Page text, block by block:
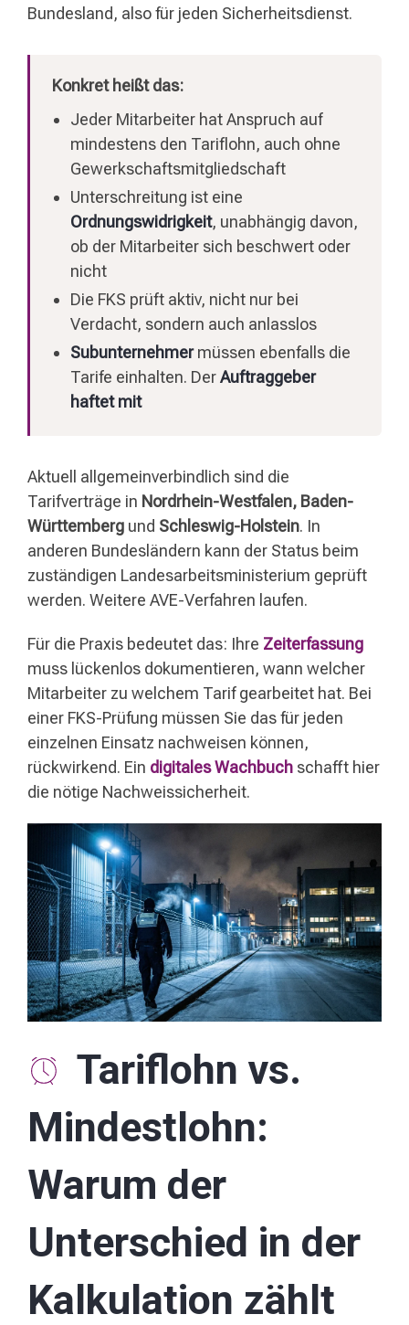
Bundesland, also für jeden Sicherheitsdienst.
Konkret heißt das:
Jeder Mitarbeiter hat Anspruch auf
mindestens den Tariflohn, auch ohne
Gewerkschaftsmitgliedschaft
Unterschreitung ist eine
Ordnungswidrigkeit, unabhängig davon,
ob der Mitarbeiter sich beschwert oder
nicht
Die FKS prüft aktiv, nicht nur bei
Verdacht, sondern auch anlasslos
Subunternehmermüssen ebenfalls die
Tarife einhalten. DerAuftraggeber
haftet mit
Aktuell allgemeinverbindlich sind die
Tarifverträge in Nordrhein-Westfalen, Baden-
Württemberg und Schleswig-Holstein. In
anderen Bundesländern kann der Status beim
zuständigen Landesarbeitsministerium geprüft
werden. Weitere AVE-Verfahren laufen.
Für die Praxis bedeutet das: Ihre Zeiterfassung
muss lückenlos dokumentieren, wann welcher
Mitarbeiter zu welchem Tarif gearbeitet hat. Bei
einer FKS-Prüfung müssen Sie das für jeden
einzelnen Einsatz nachweisen können,
rückwirkend. Ein digitales Wachbuch schafft hier
die nötige Nachweissicherheit.
Tariflohn vs.
Mindestlohn:
Warum der
Unterschied in der
Kalkulation zählt